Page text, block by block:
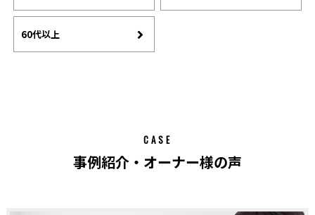
60代以上
CASE
事例紹介・オーナー様の声